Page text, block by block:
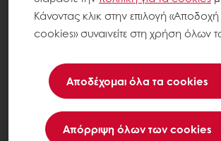
Κάνοντας κλικ στην επιλογή
cookies» συναινείτε στη χρήση όλων
Αποδέχομαι όλα τα cookies
Aπόρριψη όλων των cookies